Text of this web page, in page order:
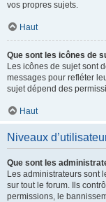
vos propres sujets.
Haut
Que sont les icônes de
Les icônes de sujet sont
messages pour refléter
sujet dépend des
Haut
Niveaux
Que sont les
Les administrateurs sont
sur tout le forum. Ils
permissions, le